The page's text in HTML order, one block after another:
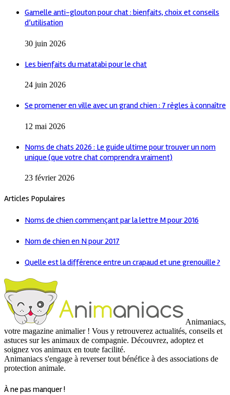
Gamelle anti-glouton pour chat : bienfaits, choix et conseils
d’utilisation
30 juin 2026
Les bienfaits du matatabi pour le chat
24 juin 2026
Se promener en ville avec un grand chien : 7 règles à connaître
12 mai 2026
Noms de chats 2026 : Le guide ultime pour trouver un nom
unique (que votre chat comprendra vraiment)
23 février 2026
Articles Populaires
Noms de chien commençant par la lettre M pour 2016
Nom de chien en N pour 2017
Quelle est la différence entre un crapaud et une grenouille ?
Animaniacs,
votre magazine animalier ! Vous y retrouverez actualités, conseils et
astuces sur les animaux de compagnie. Découvrez, adoptez et
soignez vos animaux en toute facilité.
Animaniacs s'engage à reverser tout bénéfice à des associations de
protection animale.
À ne pas manquer !